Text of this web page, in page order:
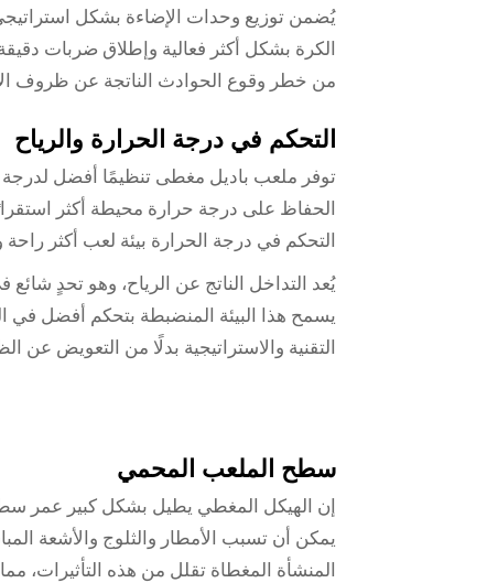
يُضمن توزيع وحدات الإضاءة بشكل
الكرة بشكل أكثر فعالية وإطلاق ضربات
من خطر وقوع الحوادث الناتجة عن ظروف
التحكم في درجة الحرارة والرياح
توفر ملعب باديل مغطى تنظيمًا أفضل لدرجة
الحفاظ على درجة حرارة محيطة أكثر
التحكم في درجة الحرارة بيئة لعب أكثر
يُعد التداخل الناتج عن الرياح، وهو تحدٍ
يسمح هذا البيئة المنضبطة بتحكم أفضل في
التقنية والاستراتيجية بدلًا من التعويض عن
سطح الملعب المحمي
إن الهيكل المغطي يطيل بشكل كبير عمر
يمكن أن تسبب الأمطار والثلوج والأشعة
المنشأة المغطاة تقلل من هذه التأثيرات،